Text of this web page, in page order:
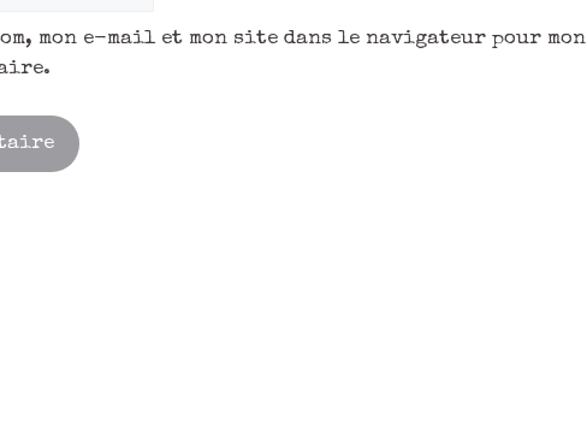
mon e-mail et mon site dans le navigateur pour mon